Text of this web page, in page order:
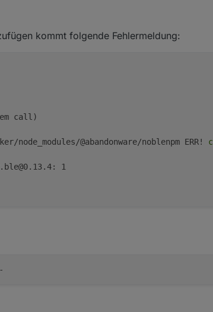
kommt folgende Fehlermeldung:
call)
node_modules/@abandonware/noblenpm ERR!
1